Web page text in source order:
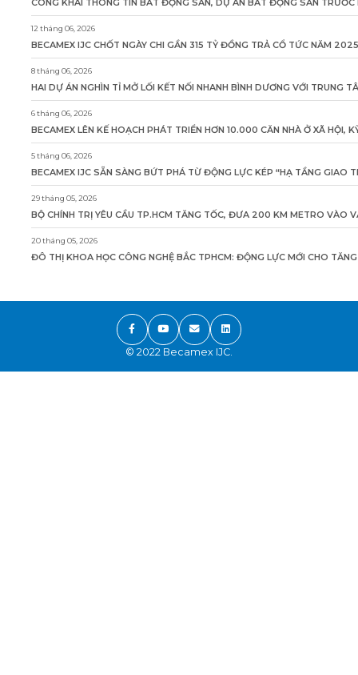
12 tháng 06, 2026
BECAMEX IJC CHỐT NGÀY CHI GẦN 315 TỶ ĐỒNG TRẢ CỔ TỨC NĂM 2025
8 tháng 06, 2026
HAI DỰ ÁN NGHÌN TỈ MỞ LỐI KẾT NỐI NHANH BÌNH DƯƠNG VỚI TRUNG
6 tháng 06, 2026
BECAMEX LÊN KẾ HOẠCH PHÁT TRIỂN HƠN 10.000 CĂN NHÀ Ở XÃ
5 tháng 06, 2026
BECAMEX IJC SẴN SÀNG BỨT PHÁ TỪ ĐỘNG LỰC KÉP “HẠ TẦNG GIAO
29 tháng 05, 2026
BỘ CHÍNH TRỊ YÊU CẦU TP.HCM TĂNG TỐC, ĐƯA 200 KM METRO VÀO
20 tháng 05, 2026
ĐÔ THỊ KHOA HỌC CÔNG NGHỆ BẮC TPHCM: ĐỘNG LỰC MỚI CHO
© 2022 Becamex IJC.